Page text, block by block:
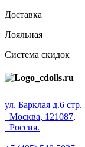
Доставка
Лояльная
Система скидок
ул. Барклая д.6
Москва, 121087,
Россия.